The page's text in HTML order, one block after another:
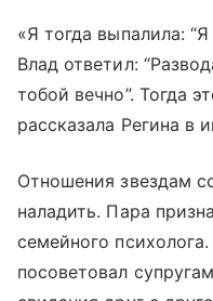
«Я тогда выпалила:
Влад ответил:
тобой вечно”. Тогда
рассказала Регина в
Отношения звездам
наладить. Пара
семейного
посоветовал